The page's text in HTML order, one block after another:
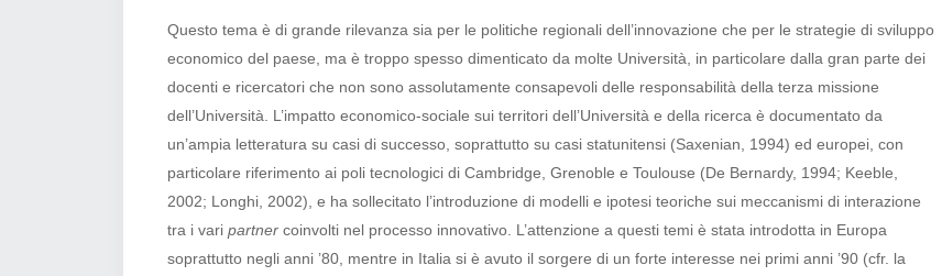
Questo tema è di grande rilevanza sia per le politiche regionali dell’innovazione che per le strategie di sviluppo
economico del paese, ma è troppo spesso dimenticato da molte Università, in particolare dalla gran parte dei
docenti e ricercatori che non sono assolutamente consapevoli delle responsabilità della terza missione
dell’Università. L’impatto economico-sociale sui territori dell’Università e della ricerca è documentato da
un’ampia letteratura su casi di successo, soprattutto su casi statunitensi (Saxenian, 1994) ed europei, con
particolare riferimento ai poli tecnologici di Cambridge, Grenoble e Toulouse (De Bernardy, 1994; Keeble,
2002; Longhi, 2002), e ha sollecitato l’introduzione di modelli e ipotesi teoriche sui meccanismi di interazione
tra i vari partner coinvolti nel processo innovativo. L’attenzione a questi temi è stata introdotta in Europa
soprattutto negli anni ’80, mentre in Italia si è avuto il sorgere di un forte interesse nei primi anni ’90 (cfr. la